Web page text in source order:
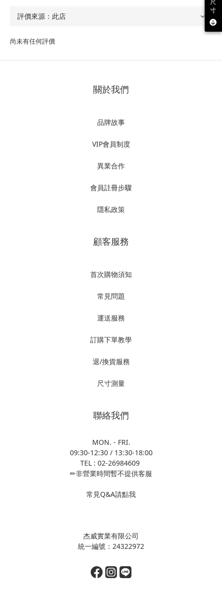
尚未有任何評價
關於我們
品牌故事
VIP會員制度
異業合作
會員註冊步驟
隱私政策
顧客服務
首次購物須知
常見問題
運送服務
訂購下單教學
退/換貨服務
尺寸測量
聯絡我們
MON. - FRI.
09:30-12:30 / 13:30-18:00
TEL : 02-26984609
✏非營業時間暫不提供客服
常見Q&A請點我
杰威實業有限公司
統一編號：24322972
尺
寸